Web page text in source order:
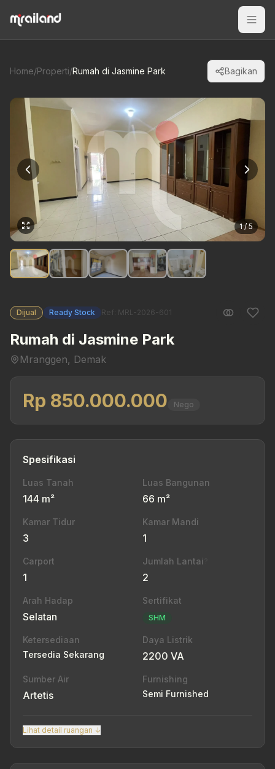
Home/Properti/Rumah di Jasmine Park Bagikan
1 / 5
Dijual Ready Stock Ref: MRL-2026-601
Rumah di Jasmine Park
Mranggen, Demak
Rp 850.000.000 Nego
Spesifikasi
Luas Tanah
144 m²
Luas Bangunan
66 m²
Kamar Tidur
3
Kamar Mandi
1
Carport
1
Jumlah Lantai
2
Arah Hadap
Selatan
Sertifikat
SHM
Ketersediaan
Tersedia Sekarang
Daya Listrik
2200 VA
Sumber Air
Artetis
Furnishing
Semi Furnished
Lihat detail ruangan ↓